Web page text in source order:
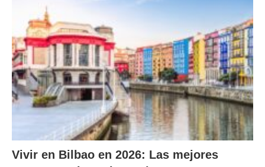
Vivir en Bilbao en 2026: Las mejores